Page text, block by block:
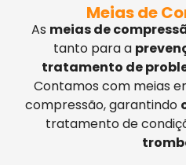
Meias de
As meias de
tanto para a
tratamento de
Contamos com meias
compressão, garantindo
tratamento de